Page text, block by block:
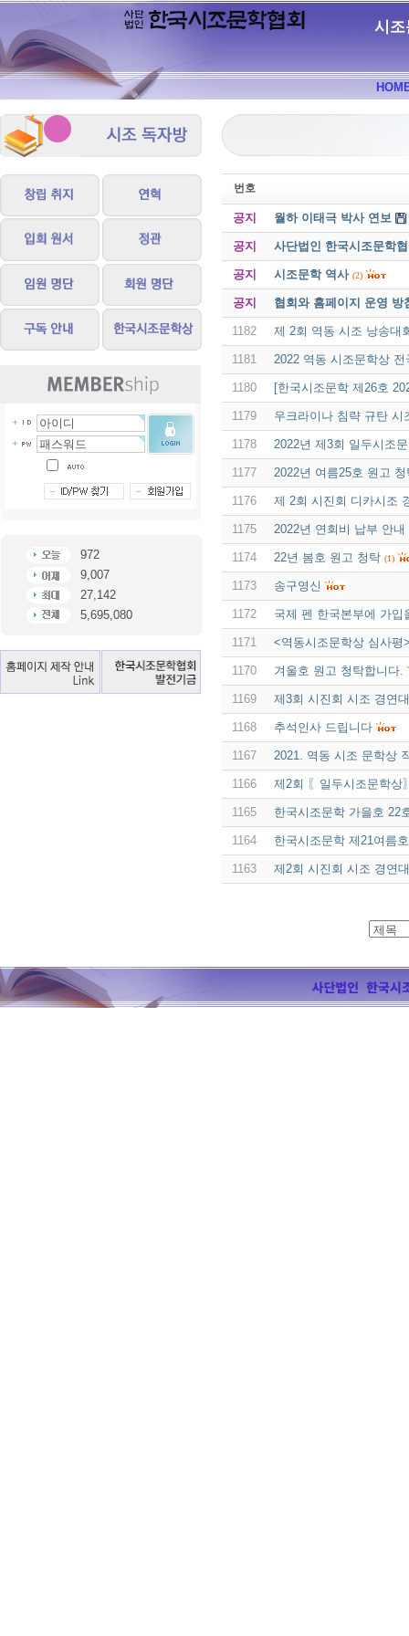
시조
972
9,007
27,142
5,695,080
번호
공지 월하 이태극 박사 연보
공지 사단법인 한국시조문학
공지 시조문학 역사 (2)
공지 협회와 홈페이지 운영 방
1182 제 2회 역동 시조 낭송대
1181 2022 역동 시조문학상 전
1180 [한국시조문학 제26호
1179 우크라이나 침략 규탄 시
1178 2022년 제3회 일두시조
1177 2022년 여름25호 원고 청
1176 제 2회 시진회 디카시조
1175 2022년 연회비 납부 안내
1174 22년 봄호 원고 청탁 (1)
1173 송구영신
1172 국제 펜 한국본부에 가입
1171 <역동시조문학상 심사평
1170 겨울호 원고 청탁합니다.
1169 제3회 시진회 시조 경연
1168 추석인사 드립니다
1167 2021. 역동 시조 문학상
1166 제2회 〖일두시조문학상
1165 한국시조문학 가을호 22
1164 한국시조문학 제21여름
1163 제2회 시진회 시조 경연